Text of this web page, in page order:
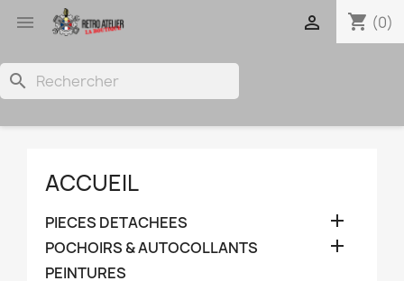
 shopping_cart (0)

search
ACCUEIL
PIECES DETACHEES 
POCHOIRS & AUTOCOLLANTS 
PEINTURES